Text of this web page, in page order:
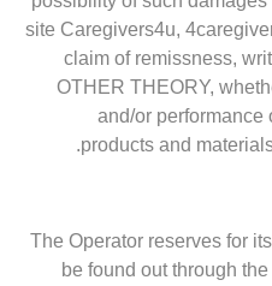
site Caregivers4u,
claim of remissness,
OTHER THEORY,
and/or performance
products and
The Operator reserves for
be found out through